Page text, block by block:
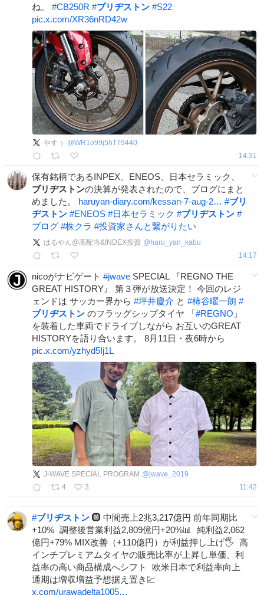
ね。 #CB250R #ブリヂストン #S22
pic.x.com/XR36nRD42w
やすぅ @WR1o99j5hT79440
14:31
保有銘柄であるINPEX、ENEOS、日本セラミック、
ブリヂストンの決算が発表されたので、ブログにまと
めました。 haruyan-diary.com/kessan-7-aug-2… #ブリ
ヂストン #ENEOS #日本セラミック #ブリヂストン #
ブログ #株クラ #投資家さんと繋がりたい
はるやん@高配当&INDEX投資 @ haru_yan_kabu
14:17
nicoがナビゲート #jwave SPECIAL 『REGNO THE
GREAT HISTORY』 第３弾が放送決定！ 今回のレジ
ェンドは サッカー界から #坪井慶介 と #柿谷曜一朗 #
ブリヂストン のフラッグシップタイヤ 「#REGNO 」
を装着した車両でドライブしながら お互いのGREAT
HISTORYを語り合います。 8月11日・夜6時から
pic.x.com/yzhyd5Ij1L
J-WAVE SPECIAL PROGRAM @jwave_2019
4
3 11:42
#ブリヂストン 🛞 中間売上2兆3,217億円 前年同期比
+10% 調整後営業利益2,809億円+20%📊 純利益2,062
億円+79% MIX改善（+110億円）が利益押し上げ🖐️ 高
インチプレミアムタイヤの販売比率が上昇し単価、利
益率の高い商品構成へシフト 欧米日本で利益率向上
通期は増収増益予想据え置き💹
x.com/urawadelta1005…